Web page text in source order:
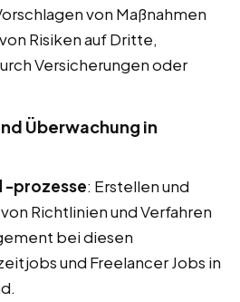
von Maßnahmen
Risiken auf Dritte,
Versicherungen oder
Überwachung in
-prozesse: Erstellen und
Richtlinien und Verfahren
bei diesen
und Freelancer Jobs in